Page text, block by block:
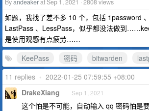
Byandeakerat Sep 1, 2021 · 2808 views
如题，我找了差不多 10 个，包括 1password
LastPass 、LessPass，似乎都没法做到
是使用观感有点疲劳……
KeePass
密码 bitwarden
11 replies • 2022-01-25 07:59:55 +08:00
DrakeXiang Sep 1, 2021
这个怕是不可能，自动输入 qq 密码怕是